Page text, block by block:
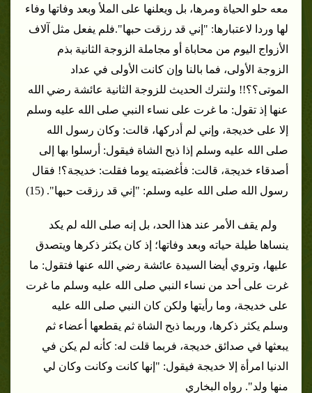
معه حلو الحياة ومرها، بل ويعلنها على الملأ وبعد وفاتها وفاء
لها وردا لاعتبارها: "إني قد رزقت حبها".فلم يفعل مثل آلاف
الأزواج اليوم من محاباة أو مجاملة الزوجة الثانية بذم
الزوجة الأولى، فما بالنا وإن كانت الأولى في عداد
الموتى؟؟!! ولنترك الحديث للزوجة الثانية عائشة رضي الله
عنها إذ تقول: ما غرت على نساء النبي صلى الله عليه وسلم
إلا على خديجة، وإني لم أدركها، قالت: وكان رسول الله
صلى الله عليه وسلم إذا ذبح الشاة فيقول: أرسلوا بها إلى
أصدقاء خديجة، قالت: فأغضبته يوما فقلت: خديجة؟! فقال
رسول الله صلى الله عليه وسلم: "إني قد رزقت حبها". (15)
ولم يقف الأمر عند هذا الحد، بل إنه صلى الله لم يكد
ينساها طيلة حياته وبعد وفاتها؛ إذ كان يكثر ذكرها ويتصدق
عليها، وتروي أيضا السيدة عائشة رضي الله عنها فتقول: ما
غرت على أحد من نساء النبي صلى الله عليه وسلم ما غرت
على خديجة، وما رأيتها ولكن كان النبي صلى الله عليه
وسلم يكثر ذكرها، وربما ذبح الشاة ثم يقطعها أعضاء ثم
يبعثها في صدائق خديجة، فربما قلت له: كأنه لم يكن في
الدنيا امرأة إلا خديجة فيقول: "إنها كانت وكانت وكان لي
منها ولد". رواه البخاري